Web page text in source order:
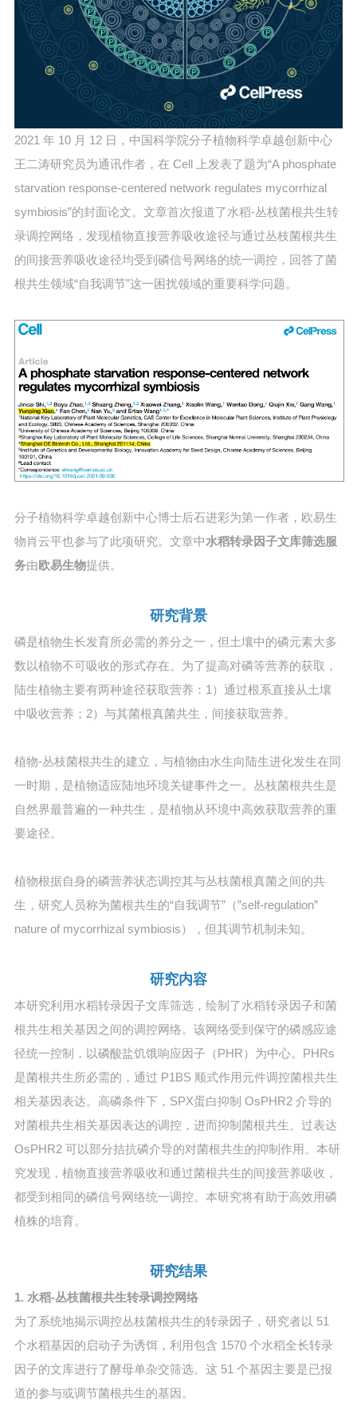
2021 年 10 月 12 日，中国科学院分子植物科学卓越创新中心
王二涛研究员为通讯作者，在 Cell 上发表了题为“A phosphate
starvation response-centered network regulates mycorrhizal
symbiosis”的封面论文。文章首次报道了水稻-丛枝菌根共生转
录调控网络，发现植物直接营养吸收途径与通过丛枝菌根共生
的间接营养吸收途径均受到磷信号网络的统一调控，回答了菌
根共生领域“自我调节”这一困扰领域的重要科学问题。
分子植物科学卓越创新中心博士后石进彩为第一作者，欧易生
物肖云平也参与了此项研究。文章中水稻转录因子文库筛选服
务由欧易生物提供。
研究背景
磷是植物生长发育所必需的养分之一，但土壤中的磷元素大多
数以植物不可吸收的形式存在。为了提高对磷等营养的获取，
陆生植物主要有两种途径获取营养：1）通过根系直接从土壤
中吸收营养；2）与其菌根真菌共生，间接获取营养。
植物-丛枝菌根共生的建立，与植物由水生向陆生进化发生在同
一时期，是植物适应陆地环境关键事件之一。丛枝菌根共生是
自然界最普遍的一种共生，是植物从环境中高效获取营养的重
要途径。
植物根据自身的磷营养状态调控其与丛枝菌根真菌之间的共
生，研究人员称为菌根共生的“自我调节”（”self-regulation”
nature of mycorrhizal symbiosis），但其调节机制未知。
研究内容
本研究利用水稻转录因子文库筛选，绘制了水稻转录因子和菌
根共生相关基因之间的调控网络。该网络受到保守的磷感应途
径统一控制，以磷酸盐饥饿响应因子（PHR）为中心。PHRs
是菌根共生所必需的，通过 P1BS 顺式作用元件调控菌根共生
相关基因表达。高磷条件下，SPX蛋白抑制 OsPHR2 介导的
对菌根共生相关基因表达的调控，进而抑制菌根共生。过表达
OsPHR2 可以部分拮抗磷介导的对菌根共生的抑制作用。本研
究发现，植物直接营养吸收和通过菌根共生的间接营养吸收，
都受到相同的磷信号网络统一调控。本研究将有助于高效用磷
植株的培育。
研究结果
1. 水稻-丛枝菌根共生转录调控网络
为了系统地揭示调控丛枝菌根共生的转录因子，研究者以 51
个水稻基因的启动子为诱饵，利用包含 1570 个水稻全长转录
因子的文库进行了酵母单杂交筛选。这 51 个基因主要是已报
道的参与或调节菌根共生的基因。